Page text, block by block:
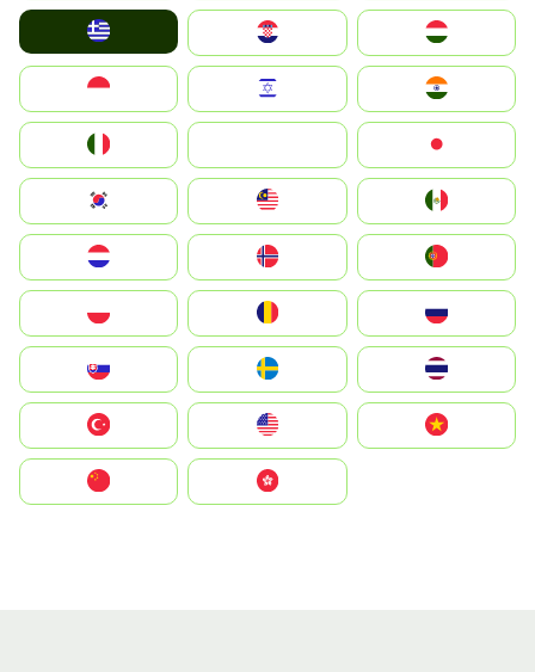
Magyarország
South Korea
United States
中國香港特別行政區